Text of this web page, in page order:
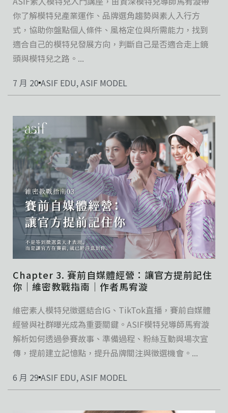
你了解模特兒產業運作、品牌選角趨勢與素人入行方
式，協助你盤點個人條件、風格定位與所需能力，找到
適合自己的模特兒發展方向，判斷自己是否適合走上鏡
頭與模特兒之路。...
7 月 20 ASIF EDU,ASIF MODEL
Chapter 3. 賽前自媒體經營：讓官方提前記住
你｜維密教戰指南｜作者馬宥漩
維密素人模特兒徵選結合IG、TikTok直播，賽前自媒體
經營與社群曝光成為重要關鍵。ASIF模特兒導師馬宥漩
解析如何透過參賽故事、準備過程、粉絲互動與場次宣
傳，提前建立記憶點，提升品牌關注與徵選機會。...
6 月 29 ASIF EDU,ASIF MODEL